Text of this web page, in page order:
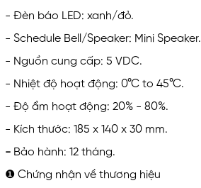
- Đèn báo LED: xanh/đỏ.
- Schedule Bell/Speaker: Mini Speaker.
- Nguồn cung cấp: 5 VDC.
- Nhiệt độ hoạt động: 0°C to 45°C.
- Độ ẩm hoạt động: 20% - 80%.
- Kích thước: 185 x 140 x 30 mm.
- Bảo hành: 12 tháng.
❶ Chứng nhận về thương hiệu